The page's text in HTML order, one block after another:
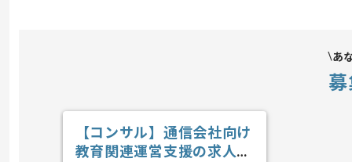
あ
【コンサル】通信会社向け
教育関連運営支援の求人・